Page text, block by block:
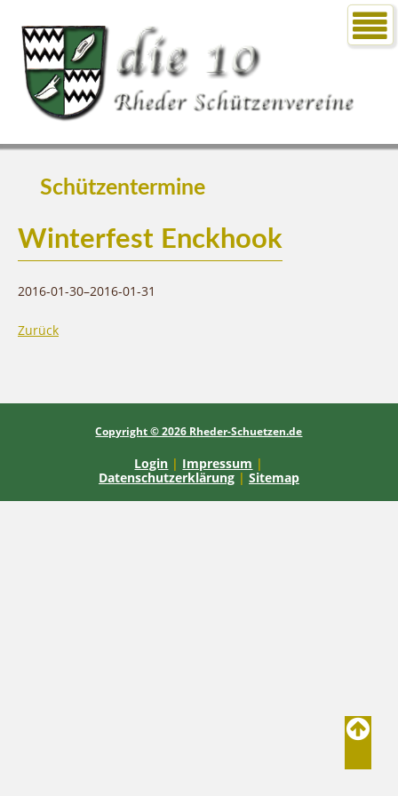
Schützentermine
Winterfest Enckhook
2016-01-30–2016-01-31
Zurück
Copyright © 2026 Rheder-Schuetzen.de
Login | Impressum |
Datenschutzerklärung | Sitemap